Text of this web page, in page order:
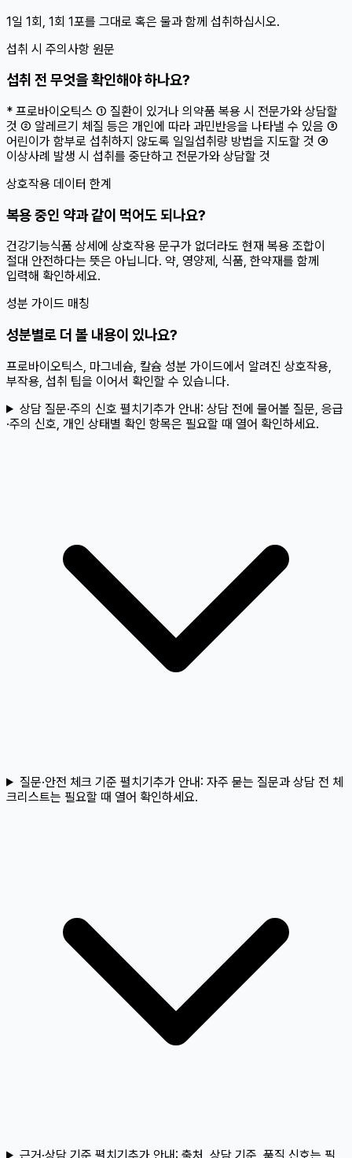
1일 1회, 1회 1포를 그대로 혹은 물과 함께 섭취하십시오.
섭취 시 주의사항 원문
섭취 전 무엇을 확인해야 하나요?
* 프로바이오틱스 ① 질환이 있거나 의약품 복용 시 전문가와 상담할
것 ② 알레르기 체질 등은 개인에 따라 과민반응을 나타낼 수 있음 ③
어린이가 함부로 섭취하지 않도록 일일섭취량 방법을 지도할 것 ④
이상사례 발생 시 섭취를 중단하고 전문가와 상담할 것
상호작용 데이터 한계
복용 중인 약과 같이 먹어도 되나요?
건강기능식품 상세에 상호작용 문구가 없더라도 현재 복용 조합이
절대 안전하다는 뜻은 아닙니다. 약, 영양제, 식품, 한약재를 함께
입력해 확인하세요.
성분 가이드 매칭
성분별로 더 볼 내용이 있나요?
프로바이오틱스, 마그네슘, 칼슘 성분 가이드에서 알려진 상호작용,
부작용, 섭취 팁을 이어서 확인할 수 있습니다.
상담 질문·주의 신호 펼치기추가 안내: 상담 전에 물어볼 질문, 응급
·주의 신호, 개인 상태별 확인 항목은 필요할 때 열어 확인하세요.
질문·안전 체크 기준 펼치기추가 안내: 자주 묻는 질문과 상담 전 체
크리스트는 필요할 때 열어 확인하세요.